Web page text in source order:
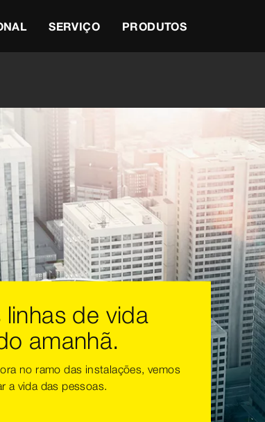
SERVIÇO PRODUTOS
de vida
amanhã.
no ramo das instalações, vemos
a vida das pessoas.